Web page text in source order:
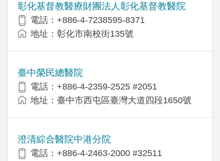
彰化基督教醫療財團法人彰化基督教醫院
電話：+886-4-7238595-8371
地址：彰化市南校街135號
臺中榮民總醫院
電話：+886-4-2359-2525 #2051
地址：臺中市西屯區臺灣大道四段1650號
澄清綜合醫院中港分院
電話：+886-4-2463-2000 #32511